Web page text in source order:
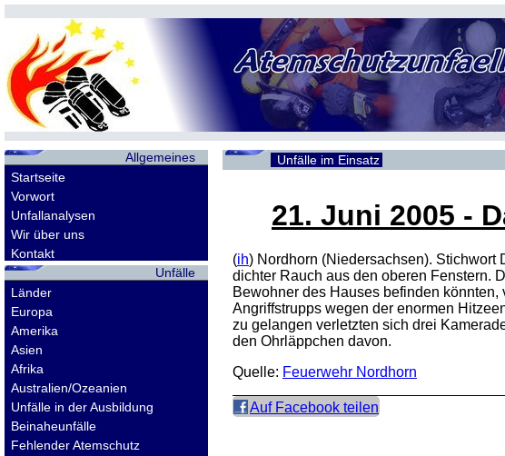
Allgemeines
Startseite
Vorwort
Unfallanalysen
Wir über uns
Kontakt
Unfälle
Länder
Europa
Amerika
Asien
Afrika
Australien/Ozeanien
Unfälle in der Ausbildung
Beinaheunfälle
Fehlender Atemschutz
Unfälle im Einsatz
21. Juni 2005 -
(ih) Nordhorn (Niedersachsen). Stichwort
dichter Rauch aus den oberen Fenstern.
Bewohner des Hauses befinden
Angriffstrupps wegen der enormen
zu gelangen verletzten sich drei
den Ohrläppchen davon.
Quelle: Feuerwehr Nordhorn
Auf Facebook teilen